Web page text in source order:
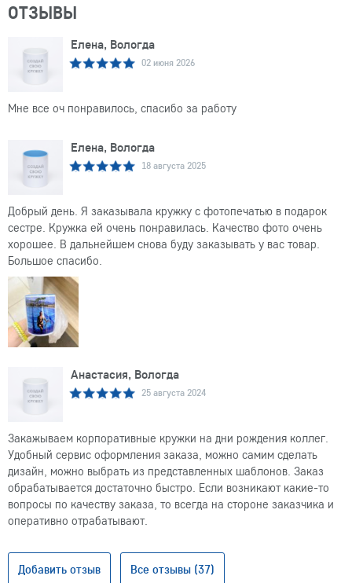
ОТЗЫВЫ
Елена, Вологда
02 июня 2026
Мне все оч понравилось, спасибо за работу
Елена, Вологда
18 августа 2025
Добрый день. Я заказывала кружку с фотопечатью в подарок
сестре. Кружка ей очень понравилась. Качество фото очень
хорошее. В дальнейшем снова буду заказывать у вас товар.
Большое спасибо.
Анастасия, Вологда
25 августа 2024
Закажываем корпоративные кружки на дни рождения коллег.
Удобный сервис оформления заказа, можно самим сделать
дизайн, можно выбрать из представленных шаблонов. Заказ
обрабатывается достаточно быстро. Если возникают какие-то
вопросы по качеству заказа, то всегда на стороне заказчика и
оперативно отрабатывают.
Добавить отзыв Все отзывы (37)